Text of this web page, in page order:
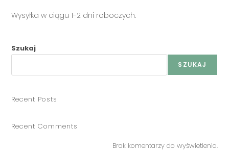
Wysyłka w ciągu 1-2 dni roboczych.
Szukaj
SZUKAJ
Recent Posts
Recent Comments
Brak komentarzy do wyświetlenia.